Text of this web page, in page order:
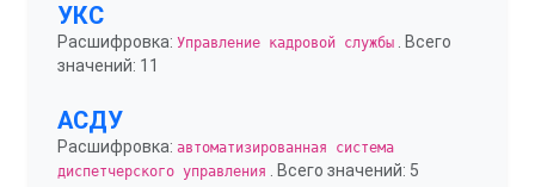
УКС
Расшифровка: Управление кадровой службы . Всего
значений: 11
АСДУ
Расшифровка: автоматизированная система
диспетчерского управления
. Всего значений: 5